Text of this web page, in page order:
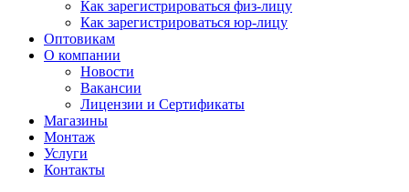
Как зарегистрироваться физ-лицу
Как зарегистрироваться юр-лицу
Оптовикам
О компании
Новости
Вакансии
Лицензии и Сертификаты
Магазины
Монтаж
Услуги
Контакты